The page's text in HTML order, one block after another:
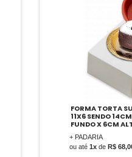
FORMA TORTA
X 6 SENDO
FUNDO X 6CM
+ PADARIA
ou até 1x de R$